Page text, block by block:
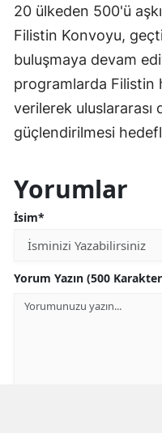
20 ülkeden 500'ü
Filistin Konvoyu,
buluşmaya devam
programlarda Filistin
verilerek uluslararası
güçlendirilmesi
Yorumlar
İsim*
Yorum Yazın (500